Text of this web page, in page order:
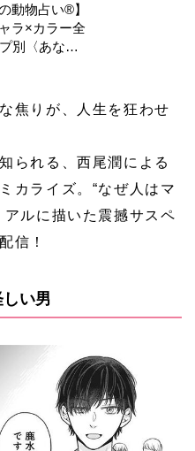
動物占い®】
ラ×カラー全
別〈あなた
焦りが、人生を狂わせ
られる、西尾潤による
カライズ。“なぜ人はマ
アルに描いた震撼サスペ
信！
い男